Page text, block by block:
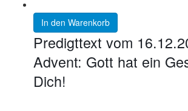
In den Warenkorb
Predigttext vom
Advent: Gott hat ein
Dich!